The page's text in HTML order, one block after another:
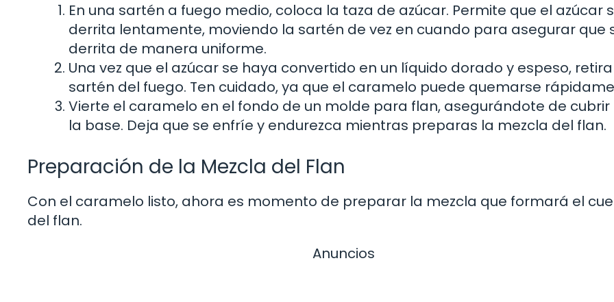
En una sartén a fuego medio, coloca la taza de azúcar. Permite que el azúcar
derrita lentamente, moviendo la sartén de vez en cuando para asegurar que
derrita de manera uniforme.
Una vez que el azúcar se haya convertido en un líquido dorado y espeso,
sartén del fuego. Ten cuidado, ya que el caramelo puede quemarse
Vierte el caramelo en el fondo de un molde para flan, asegurándote de
la base. Deja que se enfríe y endurezca mientras preparas la mezcla del flan.
Preparación de la Mezcla del Flan
Con el caramelo listo, ahora es momento de preparar la mezcla que formará el
del flan.
Anuncios